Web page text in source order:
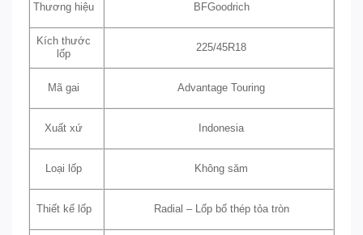
Thương hiệu BFGoodrich
Kích thước
lốp
225/45R18
Mã gai Advantage Touring
Xuất xứ Indonesia
Loại lốp Không săm
Thiết kế lốp Radial – Lốp bố thép tỏa tròn